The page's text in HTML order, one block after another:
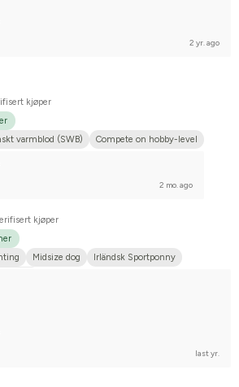
2 yr. ago
kjøper
varmblod (SWB) Compete on hobby-level
2 mo. ago
kjøper
Midsize dog
Irländsk Sportponny
last yr.